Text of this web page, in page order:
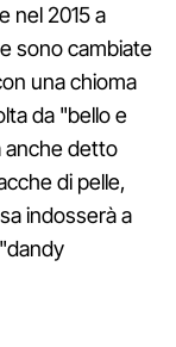
nel 2015 a
sono cambiate
una chioma
da "bello e
anche detto
di pelle,
indosserà a